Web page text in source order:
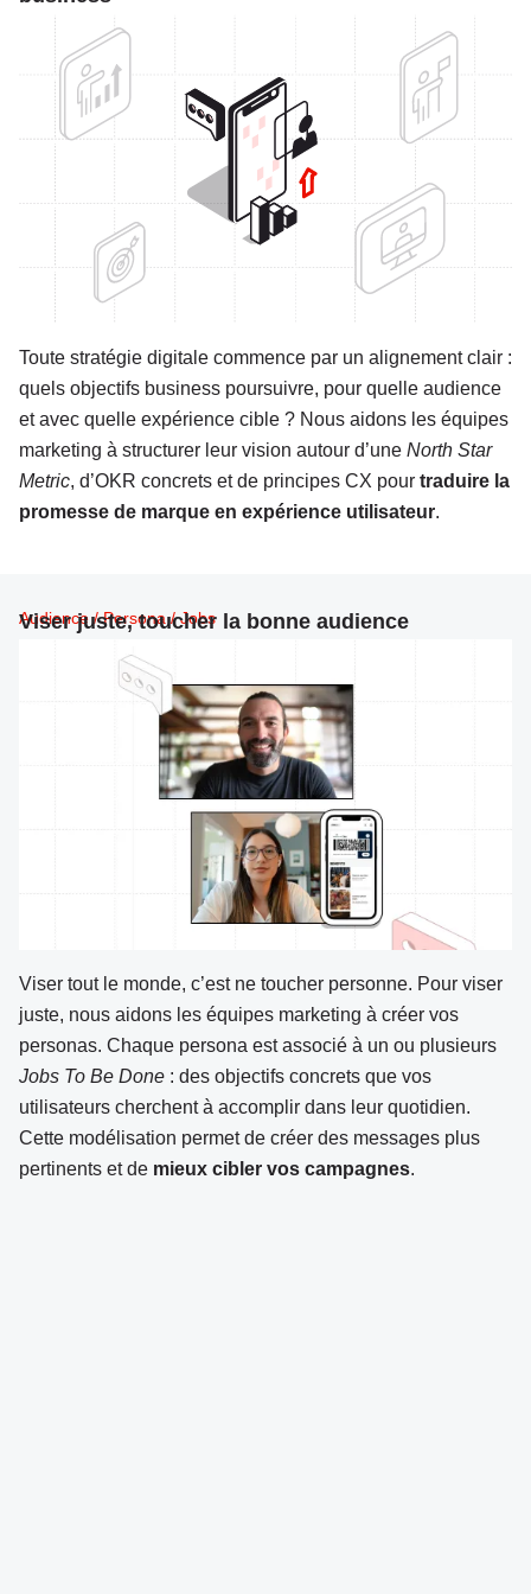
Toute stratégie digitale commence par un alignement clair :
quels objectifs business poursuivre, pour quelle audience
et avec quelle expérience cible ? Nous aidons les équipes
marketing à structurer leur vision autour d’une North Star
Metric, d’OKR concrets et de principes CX pour traduire la
promesse de marque en expérience utilisateur.
Viser tout le monde, c’est ne toucher personne. Pour viser
juste, nous aidons les équipes marketing à créer vos
personas. Chaque persona est associé à un ou plusieurs
Jobs To Be Done : des objectifs concrets que vos
utilisateurs cherchent à accomplir dans leur quotidien.
Cette modélisation permet de créer des messages plus
pertinents et de mieux cibler vos campagnes.
Audience / Persona / Jobs
Viser juste, toucher la bonne audience